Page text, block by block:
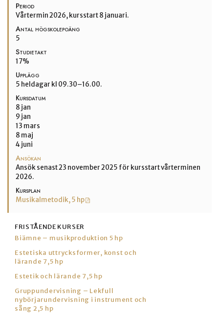
Period
Vårtermin 2026, kursstart 8 januari.
Antal högskolepoäng
5
Studietakt
17%
Upplägg
5 heldagar kl 09.30–16.00.
Kursdatum
8 jan
9 jan
13 mars
8 maj
4 juni
Ansökan
Ansök senast 23 november 2025 för kursstart vårterminen
2026.
Kursplan
Musikalmetodik, 5 hp
FRISTÅENDE KURSER
Biämne – musikproduktion 5 hp
Estetiska uttrycksformer, konst och
lärande 7,5 hp
Estetik och lärande 7,5 hp
Gruppundervisning – Lekfull
nybörjarundervisning i instrument och
sång 2,5 hp